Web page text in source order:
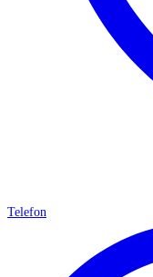
Telefon